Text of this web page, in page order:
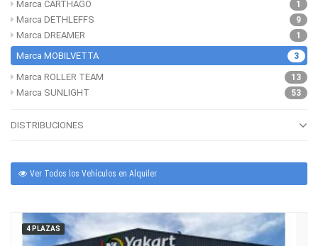
1
Marca CARTHAGO
9
Marca DETHLEFFS
1
Marca DREAMER
3
Marca MOBILVETTA
13
Marca ROLLER TEAM
53
Marca SUNLIGHT
DISTRIBUCIONES
Ver Todos los Vehículos en Alquiler
4 PLAZAS